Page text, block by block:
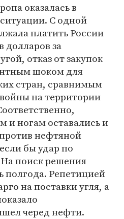
оказалась в
С одной
платить России
долларов за
отказ от закупок
шоком для
стран, сравнимым
на территории
и ногам оставались и
нефтяной
бы удар по
поиск решения
полгода. Репетицией
на поставки угля, а
черед нефти.